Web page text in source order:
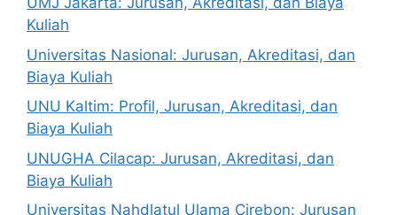
Kuliah
Universitas Nasional: Jurusan, Akreditasi, dan
Biaya Kuliah
UNU Kaltim: Profil, Jurusan, Akreditasi, dan
Biaya Kuliah
UNUGHA Cilacap: Jurusan, Akreditasi, dan
Biaya Kuliah
Universitas Nahdlatul Ulama Cirebon: Jurusan